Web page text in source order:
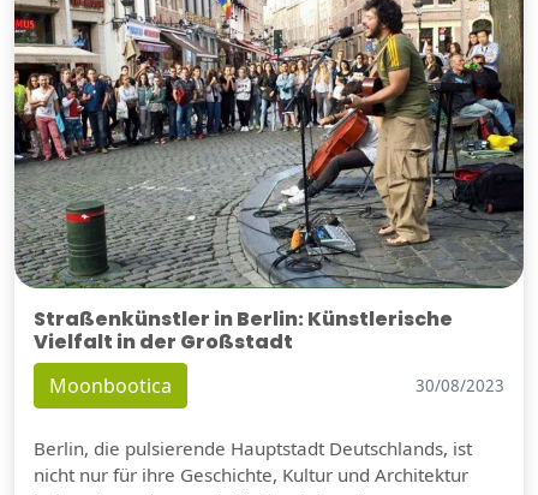
Straßenkünstler in Berlin: Künstlerische
Vielfalt in der Großstadt
Moonbootica 30/08/2023
Berlin, die pulsierende Hauptstadt Deutschlands, ist
nicht nur für ihre Geschichte, Kultur und Architektur